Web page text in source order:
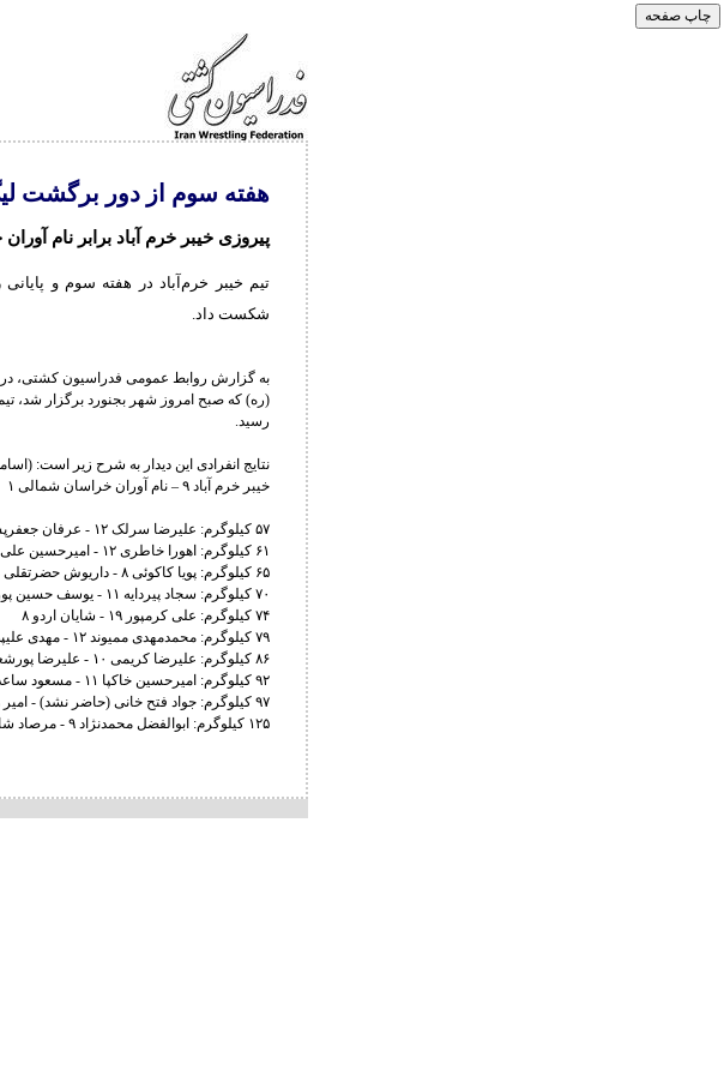
هفته سوم از دور برگشت
پیروزی خیبر خرم آباد برابر نام
تیم خیبر خرم‌آباد در هفته سوم و
شکست داد.
به گزارش روابط عمومی فدراسیون کشتی، در
رسید.
نتایج انفرادی این دیدار به شرح زیر است:
خیبر خرم آباد ۹ – نام آوران خراسان شمالی ۱
۵۷ کیلوگرم: علیرضا سرلک ۱۲ - عرفان جعفرپسند ۱
۶۱ کیلوگرم: اهورا خاطری ۱۲ - امیرحسین علی زاده ۱
۶۵ کیلوگرم: پویا کاکوئی ۸ - داریوش حضرتقلی زاده ۵
۷۰ کیلوگرم: سجاد پیردایه ۱۱ - یوسف حسین پوران صفر
۷۴ کیلوگرم: علی کرمپور ۱۹ - شایان اردو ۸
۷۹ کیلوگرم: محمدمهدی ممیوند ۱۲ - مهدی علیپور ۲
۸۶ کیلوگرم: علیرضا کریمی ۱۰ - علیرضا پورشعبان صفر
۹۲ کیلوگرم: امیرحسین خاکپا ۱۱ - مسعود ساعدی ۱
۹۷ کیلوگرم: جواد فتح خانی (حاضر نشد) - امیر محمدی (برنده)
۱۲۵ کیلوگرم: ابوالفضل محمدنژاد ۹ - مرصاد شاکری ۲